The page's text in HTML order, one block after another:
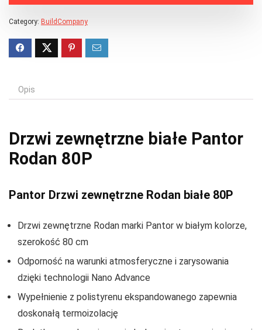
Category: BuildCompany
Opis
Drzwi zewnętrzne białe Pantor
Rodan 80P
Pantor Drzwi zewnętrzne Rodan białe 80P
Drzwi zewnętrzne Rodan marki Pantor w białym kolorze,
szerokość 80 cm
Odporność na warunki atmosferyczne i zarysowania
dzięki technologii Nano Advance
Wypełnienie z polistyrenu ekspandowanego zapewnia
doskonałą termoizolację